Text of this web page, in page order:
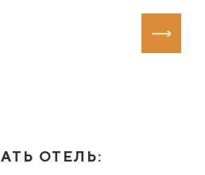
ОТЕЛЬ: